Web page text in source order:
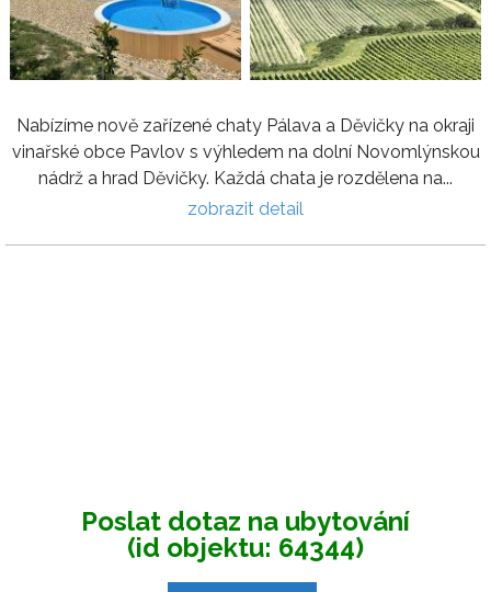
Nabízíme nově zařízené chaty Pálava a Děvičky na okraji
vinařské obce Pavlov s výhledem na dolní Novomlýnskou
nádrž a hrad Děvičky. Každá chata je rozdělena na...
zobrazit detail
Poslat dotaz na ubytování
(id objektu: 64344)